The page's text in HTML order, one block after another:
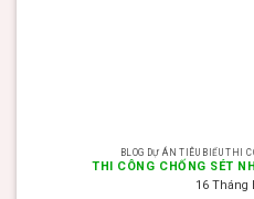
BLOG DỰ ÁN TIÊU BIỂU THI
THI CÔNG CHỐNG SÉT
16 Tháng